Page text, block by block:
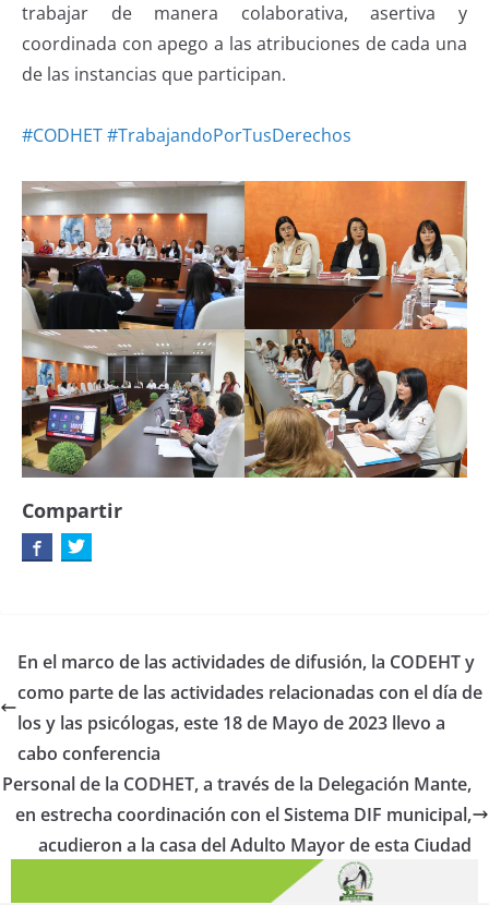
trabajar de manera colaborativa, asertiva y
coordinada con apego a las atribuciones de cada una
de las instancias que participan.
#CODHET#TrabajandoPorTusDerechos
Compartir
En el marco de las actividades de difusión, la CODEHT y
como parte de las actividades relacionadas con el día de
los y las psicólogas, este 18 de Mayo de 2023 llevo a
cabo conferencia
Personal de la CODHET, a través de la Delegación Mante,
en estrecha coordinación con el Sistema DIF municipal,
acudieron a la casa del Adulto Mayor de esta Ciudad